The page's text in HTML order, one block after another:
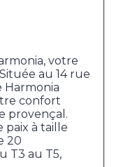
votre
au 14 rue
Harmonia
confort
provençal.
paix à taille
20
T3 au T5,